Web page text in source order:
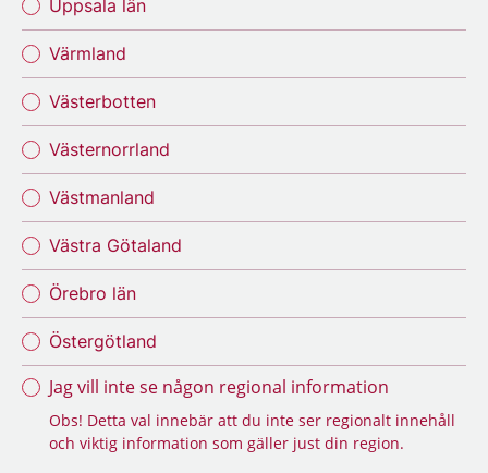
Uppsala län
Värmland
Västerbotten
Västernorrland
Västmanland
Västra Götaland
Örebro län
Östergötland
Jag vill inte se någon regional information
Obs! Detta val innebär att du inte ser regionalt innehåll
och viktig information som gäller just din region.